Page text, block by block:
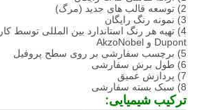
2) توسعه قالب های جدید (مرگ)
3) نمونه رنگ رایگان
4) تهیه هر رنگ استاندارد بین المللی توسط
Dupont و AkzoNobel
5) برچسب سفارشی بر روی سطح پروفیل
6) طول برش سفارشی
7) پردازش عمیق
8) سبک بسته سفارشی
ترکیب شیمیایی: